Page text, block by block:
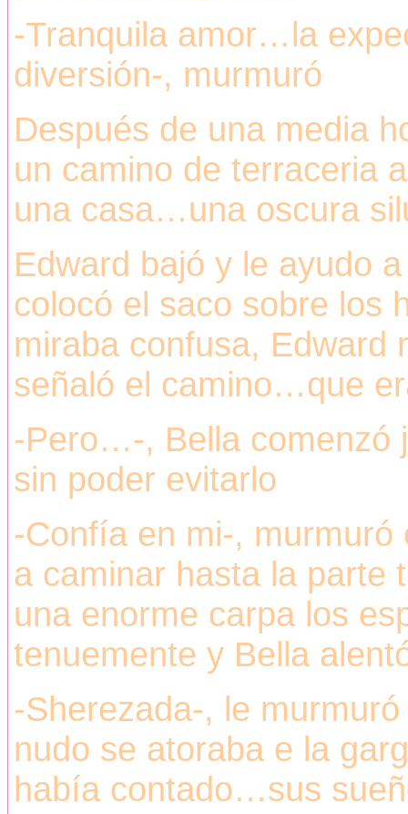
-Tranquila amor…la
diversión-, murmuró
Después de una media
un camino de terraceria
una casa…una oscura
Edward bajó y le ayudo
colocó el saco sobre los
miraba confusa, Edward
señaló el camino…que
-Pero…-, Bella comenzó
sin poder evitarlo
-Confía en mi-,
a caminar hasta la parte
una enorme carpa los
tenuemente y Bella
-Sherezada-, le
nudo se atoraba e la
había contado…sus